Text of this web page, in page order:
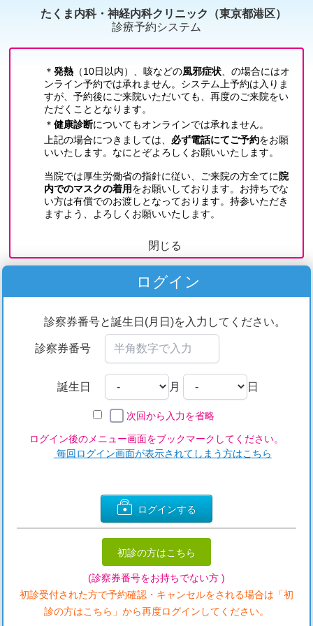
たくま内科・神経内科クリニック（東京都港区）
診療予約システム
閉じる
ログイン
診察券番号と誕生日(月日)を入力してください。
診察券番号
誕生日 月 日
次回から入力を省略
ログイン後のメニュー画面をブックマークしてください。
毎回ログイン画面が表示されてしまう方はこちら
ログインする
初診の方はこちら
(診察券番号をお持ちでない方 )
初診受付された方で予約確認・キャンセルをされる場合は「初
診の方はこちら」から再度ログインしてください。